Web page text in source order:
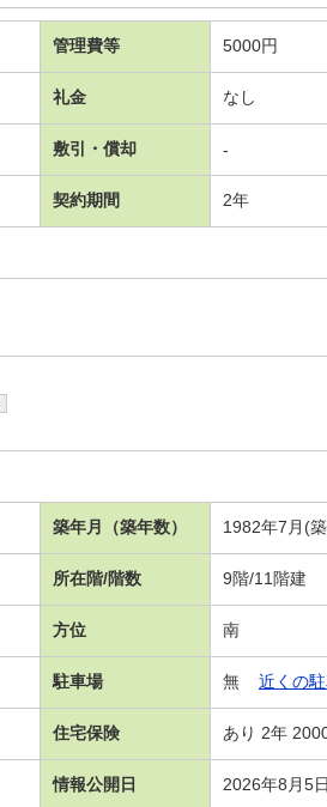
管理費等 5000円
礼金 なし
敷引・償却 -
契約期間 2年
築年月（築年数） 1982年7月(
所在階/階数 9階/11階建
方位 南
駐車場 無 近くの
住宅保険 あり 2年
情報公開日 2026年8月5日